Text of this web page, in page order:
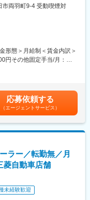
、売り上げの見通しが立
本的には対前年比受注高
す。
籍しております。
カー指定工場として、庄
まいります。
ており、年末年始・GW・
ライフバランスを重視し
務に従事いただきます。
及び建設機械まで取り扱
～3名体制で整備を行うこ
ターしていただき、建設
していただきます。未経
～70代まで幅広い方が活躍
得ながら整備の流れを身
間はojtで業務の流れを掴ん
向けて適宜先輩のサポー
ジです。
指す方を積極的に当社で
市両羽町9-4 受動喫煙対
形態＞月給制＜賃金内訳＞
円その他固定手当/月：
考を通じて上下する可能
含めた表記です。
応募依頼する
（エージェントサービス）
ラー／転勤無／月
菱自動車店舗
未経験歓迎